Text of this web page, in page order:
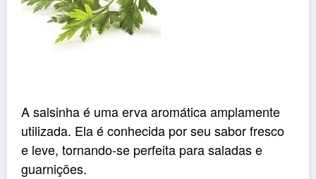
A salsinha é uma erva aromática amplamente
utilizada. Ela é conhecida por seu sabor fresco
e leve, tornando-se perfeita para saladas e
guarnições.